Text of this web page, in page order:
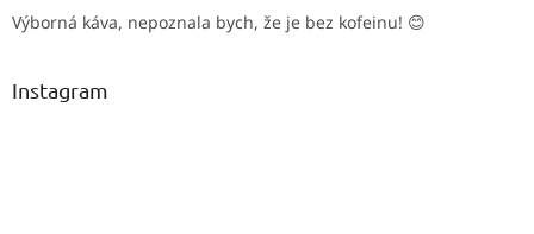
Výborná káva, nepoznala bych, že je bez kofeinu! 😊
Instagram